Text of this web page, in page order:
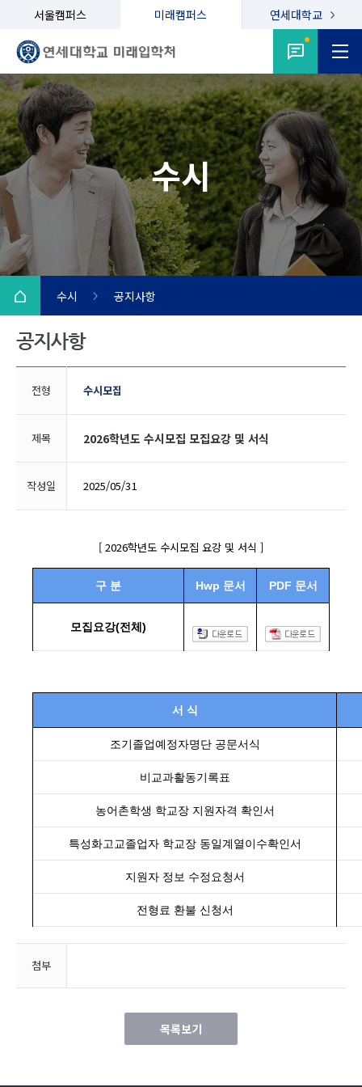
서울캠퍼스 미래캠퍼스 연세대학교
수시
수시 공지사항
전형 수시모집
제목 2026학년도 수시모집 모집요강 및 서식
작성일 2025/05/31
[ 2026학년도 수시모집 요강 및 서식 ]
구 분 Hwp 문서 PDF 문서
모집요강(전체)
서 식
조기졸업예정자명단 공문서식
비교과활동기록표
농어촌학생 학교장 지원자격 확인서
특성화고교졸업자 학교장 동일계열이수확인서
지원자 정보 수정요청서
전형료 환불 신청서
첨부
목록보기